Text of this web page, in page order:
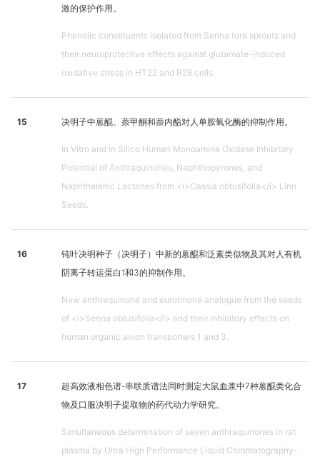
激的保护作用。
Phenolic constituents isolated from Senna tora sprouts and
their neuroprotective effects against glutamate-induced
oxidative stress in HT22 and R28 cells.
15 决明子中蒽醌、萘甲酮和萘内酯对人单胺氧化酶的抑制作用。
In Vitro and in Silico Human Monoamine Oxidase Inhibitory
Potential of Anthraquinones, Naphthopyrones, and
Naphthalenic Lactones from <i>Cassia obtusifolia</i> Linn
Seeds.
16
钝叶决明种子（决明子）中新的蒽醌和泛素类似物及其对人有机
阴离子转运蛋白1和3的抑制作用。
New anthraquinone and eurotinone analogue from the seeds
of <i>Senna obtusifolia</i> and their inhibitory effects on
human organic anion transporters 1 and 3.
17
超高效液相色谱-串联质谱法同时测定大鼠血浆中7种蒽醌类化合
物及口服决明子提取物的药代动力学研究。
Simultaneous determination of seven anthraquinones in rat
plasma by Ultra High Performance Liquid Chromatography-